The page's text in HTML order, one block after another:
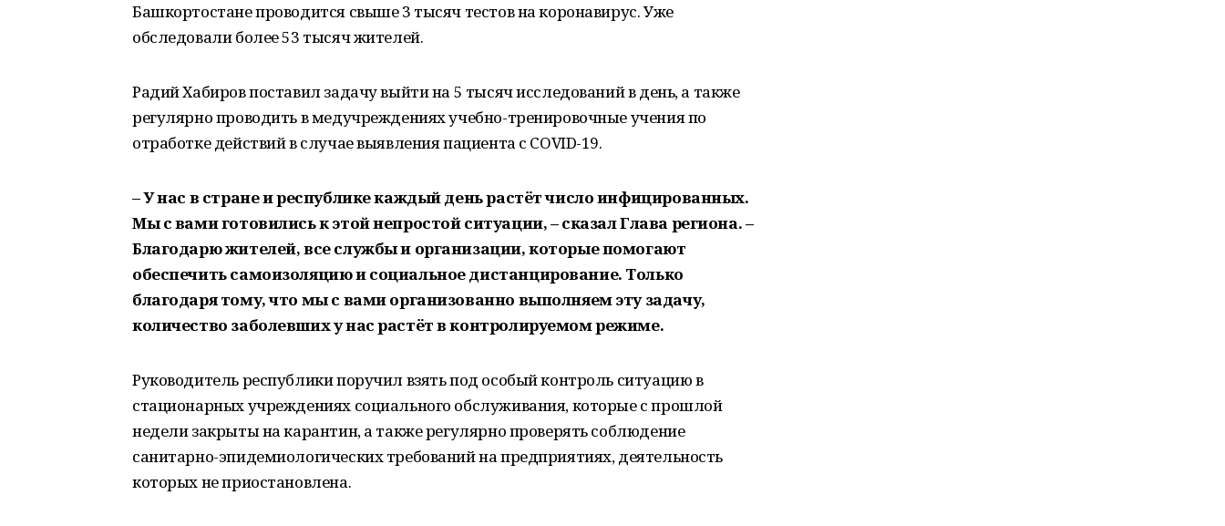
Башкортостане проводится свыше 3 тысяч тестов на коронавирус. Уже
обследовали более 53 тысяч жителей.
Радий Хабиров поставил задачу выйти на 5 тысяч исследований в день, а также
регулярно проводить в медучреждениях учебно-тренировочные учения по
отработке действий в случае выявления пациента с COVID-19.
– У нас в стране и республике каждый день растёт число инфицированных.
Мы с вами готовились к этой непростой ситуации, – сказал Глава региона. –
Благодарю жителей, все службы и организации, которые помогают
обеспечить самоизоляцию и социальное дистанцирование. Только
благодаря тому, что мы с вами организованно выполняем эту задачу,
количество заболевших у нас растёт в контролируемом режиме.
Руководитель республики поручил взять под особый контроль ситуацию в
стационарных учреждениях социального обслуживания, которые с прошлой
недели закрыты на карантин, а также регулярно проверять соблюдение
санитарно-эпидемиологических требований на предприятиях, деятельность
которых не приостановлена.